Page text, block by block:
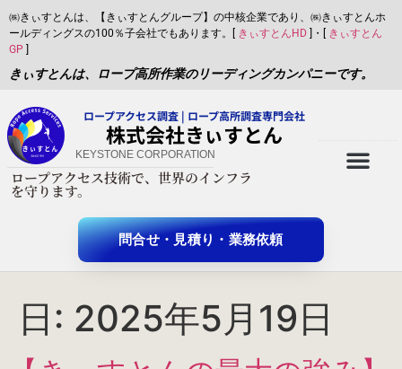
㈱きぃすとんは、【きぃすとんグループ】の中核企業であり、㈱きぃすとんホ
ールディングスの100％子会社でもあります。[
きぃすとんHD ]・[
きぃすとん
GP
きぃすとんは、ロープ高所作業のリーディングカンパニーです。
ロープアクセス調査 | ロープ高所調査専門会社
​株式会社きぃすとん
KEYSTONE CORPORATION
ロープアクセス技術で、世界のインフラ
を守ります。
問合せ・見積り・業務依頼
日: 2025年5月19日